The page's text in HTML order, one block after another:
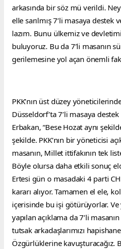
arkasında bir söz mü verildi.
elle sarılmış 7’li masaya destek
lazım. Bunu ülkemiz ve
buluyoruz. Bu da 7’li masanın
gerilemesine yol açan önemli
PKK’nın üst düzey
Düsseldorf’ta 7’li masaya
Erbakan, “Bese Hozat aynı
şekilde. PKK’nın bir yöneticisi
masanın, Millet ittifakının tek
Böyle olursa daha etkili sonuç
Ertesi gün o masadaki 4 parti
kararı alıyor. Tamamen el ele,
içerisinde bu işi götürüyorlar. Ve
yapılan açıklama da 7’li
tutsak arkadaşlarımızı
Özgürlüklerine kavuşturacağız.